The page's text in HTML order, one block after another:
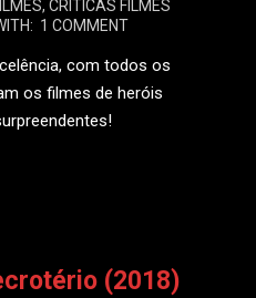
, CRÍTICAS FILMES
1 COMMENT
com todos os
os filmes de heróis
(2018)